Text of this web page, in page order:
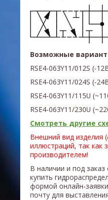
Возможные
RSE4-063Y11/012S (-
RSE4-063Y11/024S (-
RSE4-063Y11/115U (
RSE4-063Y11/230U
Смотреть другие
Внешний вид изделия
иллюстраций, так как
производителем!
В наличии и под
купить
формой онлайн-
почту для